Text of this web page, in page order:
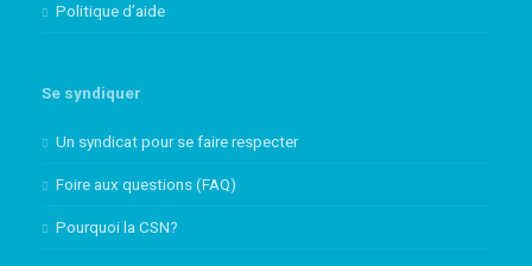
Politique d’aide
Se syndiquer
Un syndicat pour se faire respecter
Foire aux questions (FAQ)
Pourquoi la CSN?